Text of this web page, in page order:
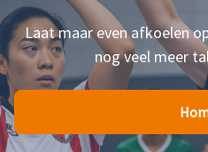
Laat maar even afkoelen
nog veel meer